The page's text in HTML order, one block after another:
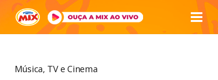
Música, TV e Cinema